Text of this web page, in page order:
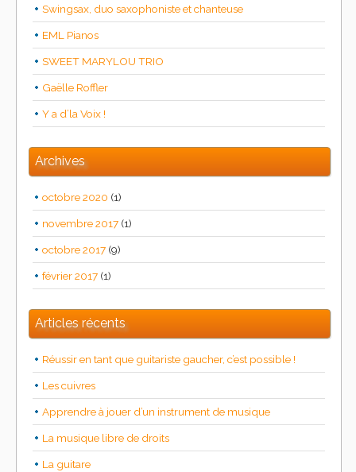
Swingsax, duo saxophoniste et chanteuse
EML Pianos
SWEET MARYLOU TRIO
Gaëlle Roffler
Y a d’la Voix !
Archives
octobre 2020 (1)
novembre 2017 (1)
octobre 2017 (9)
février 2017 (1)
Articles récents
Réussir en tant que guitariste gaucher, c’est possible !
Les cuivres
Apprendre à jouer d’un instrument de musique
La musique libre de droits
La guitare